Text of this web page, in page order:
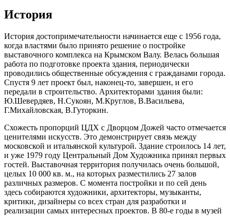
История
История достопримечательности начинается еще с 1956 года,
когда властями было принято решение о постройке
выставочного комплекса на Крымском Валу. Велась большая
работа по подготовке проекта здания, периодически
проводились общественные обсуждения с гражданами города.
Спустя 9 лет проект был, наконец-то, завершен, и его
передали в строительство. Архитекторами здания были:
Ю.Шевердяев, Н.Сукоян, М.Круглов, В.Васильева,
Г.Михайловская, В.Гуторкин.
Схожесть пропорций ЦДХ с Дворцом Дожей часто отмечается
ценителями искусств. Это демонстрирует связь между
московской и итальянской культурой. Здание строилось 14 лет,
и уже 1979 году Центральный Дом Художника принял первых
гостей. Выставочная территория получилась очень большой,
целых 10 000 кв. м., на которых разместились 27 залов
различных размеров. С момента постройки и по сей день
здесь собираются художники, архитекторы, музыканты,
критики, дизайнеры со всех стран для разработки и
реализации самых интересных проектов. В 80-е годы в музей